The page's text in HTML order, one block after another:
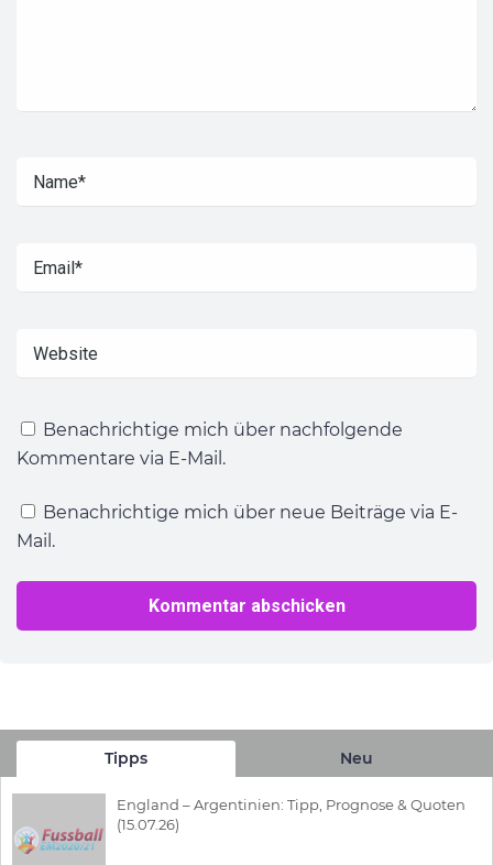
Benachrichtige mich über nachfolgende
Kommentare via E-Mail.
Benachrichtige mich über neue Beiträge via E-
Mail.
Tipps Neu
England – Argentinien: Tipp, Prognose & Quoten
(15.07.26)